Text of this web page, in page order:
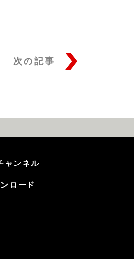
次の記事
ャンネル
ロード